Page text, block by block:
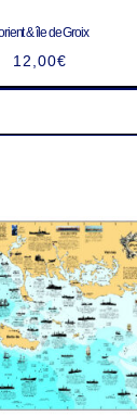
& île de Groix
12,00€